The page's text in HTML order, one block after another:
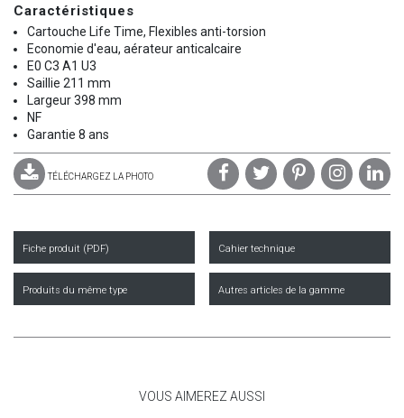
Caractéristiques
Cartouche Life Time, Flexibles anti-torsion
Economie d'eau, aérateur anticalcaire
E0 C3 A1 U3
Saillie 211 mm
Largeur 398 mm
NF
Garantie 8 ans
TÉLÉCHARGEZ LA PHOTO
Fiche produit (PDF) Cahier technique
Produits du même type Autres articles de la gamme
VOUS AIMEREZ AUSSI